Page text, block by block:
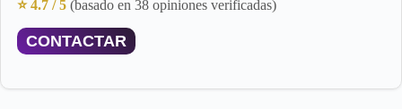
⭐ 4.7 / 5 (basado en 38 opiniones verificadas)
CONTACTAR